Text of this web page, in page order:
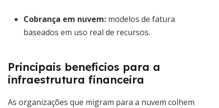
Cobrança em nuvem: modelos de fatura
baseados em uso real de recursos.
Principais benefícios para a
infraestrutura financeira
As organizações que migram para a nuvem colhem